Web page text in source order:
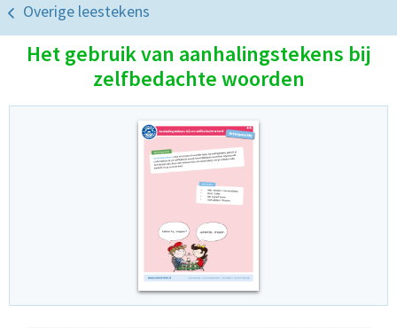
Overige leestekens
Het gebruik van aanhalingstekens bij
zelfbedachte woorden